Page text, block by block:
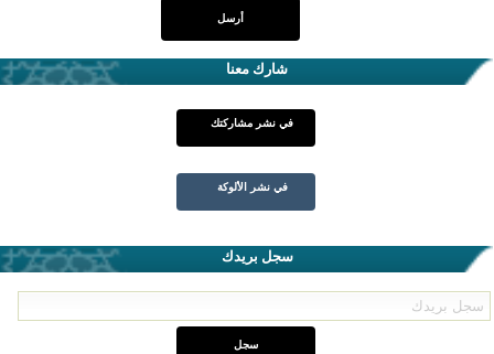
شارك معنا
في نشر مشاركتك
في نشر الألوكة
سجل بريدك